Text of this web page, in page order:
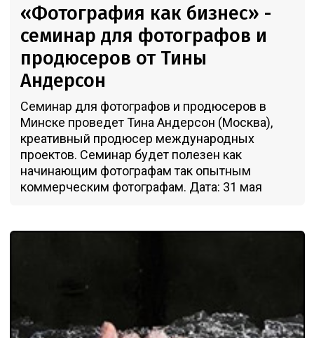
«Фотография как бизнес» -
семинар для фотографов и
продюсеров от Тины
Андерсон
Семинар для фотографов и продюсеров в
Минске проведет Тина Андерсон (Москва),
креативный продюсер международных
проектов. Семинар будет полезен как
начинающим фотографам так опытным
коммерческим фотографам. Дата: 31 мая